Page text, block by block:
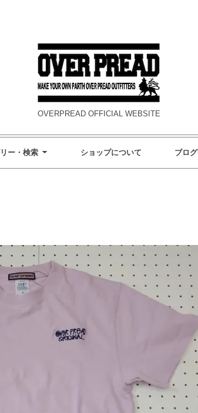
OVERPREAD OFFICIAL WEBSITE
ー・検索 ショップについて ブログ